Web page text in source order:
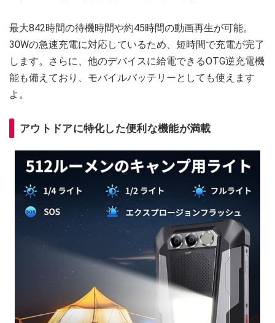
最大842時間の待機時間や約45時間の動画再生が可能。
30Wの急速充電に対応しているため、短時間で充電が完了
します。さらに、他のデバイスに給電できるOTG逆充電機
能も備えており、モバイルバッテリーとしても使えます
よ。
アウトドアに特化した便利な機能が満載